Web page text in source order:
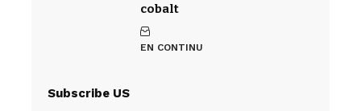
cobalt
EN CONTINU
Subscribe US